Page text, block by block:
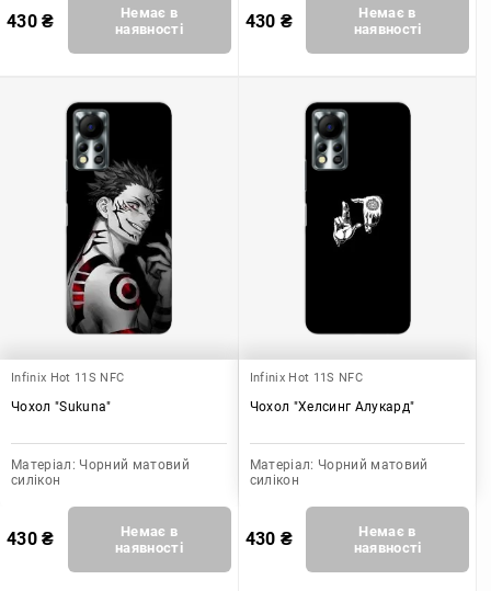
430₴
Немає в
наявності
430 ₴
Немає в
наявності
Infinix Hot 11S NFC
Чохол "Sukuna"
Матеріал: Чорний матовий
силікон
430₴
Немає в
наявності
Infinix Hot 11S NFC
Чохол "Хелсинг Алукард"
Матеріал: Чорний матовий
силікон
430 ₴
Немає в
наявності